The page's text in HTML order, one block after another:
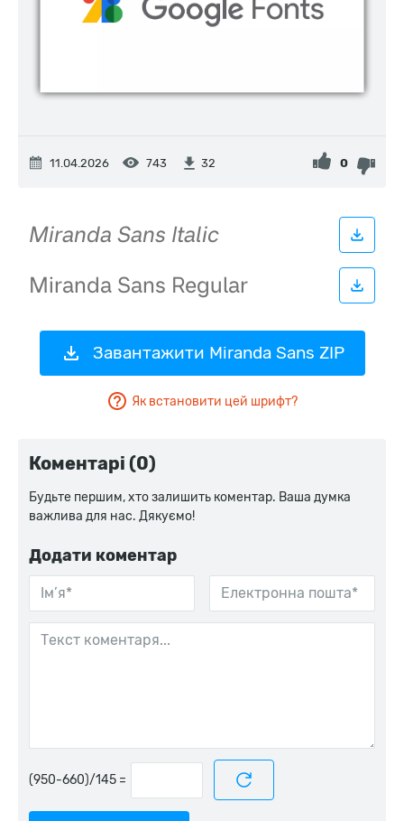
11.04.2026 743 32 0
Завантажити Miranda Sans ZIP
Як встановити цей шрифт?
Коментарі (0)
Будьте першим, хто залишить коментар. Ваша думка
важлива для нас. Дякуємо!
Додати коментар
=